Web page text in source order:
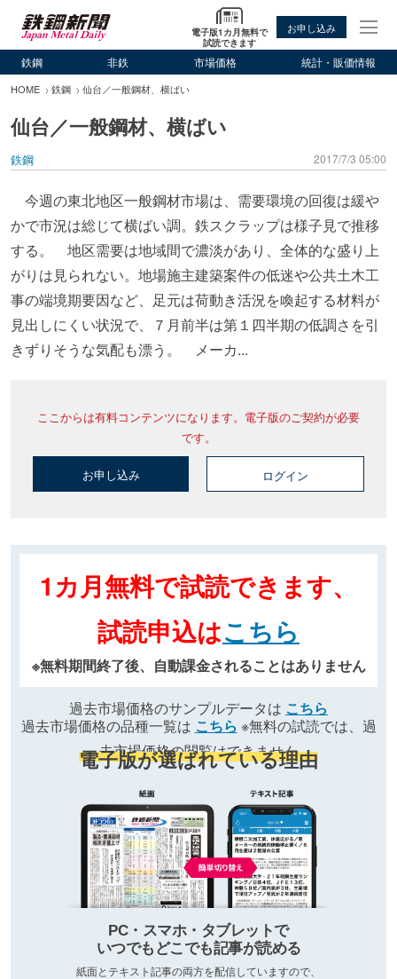
電子版1カ月無料で
試読できます
お申し込み
鉄鋼 非鉄 市場価格 統計・販価情報
HOME 鉄鋼 仙台／一般鋼材、横ばい
仙台／一般鋼材、横ばい
鉄鋼 2017/7/3 05:00
今週の東北地区一般鋼材市場は、需要環境の回復は緩や
かで市況は総じて横ばい調。鉄スクラップは様子見で推移
する。 地区需要は地域間で濃淡があり、全体的な盛り上
がりは見られない。地場施主建築案件の低迷や公共土木工
事の端境期要因など、足元は荷動き活況を喚起する材料が
見出しにくい状況で、７月前半は第１四半期の低調さを引
きずりそうな気配も漂う。 メーカ...
ここからは有料コンテンツになります。電子版のご契約が必要
です。
お申し込み ログイン
1カ月無料で試読できます、
試読申込はこちら
※無料期間終了後、自動課金されることはありません
過去市場価格のサンプルデータは こちら
過去市場価格の品種一覧は こちら ※無料の試読では、過
去市場価格の閲覧はできません
電子版が選ばれている理由
PC・スマホ・タブレットで
いつでもどこでも記事が読める
紙面とテキスト記事の両方を配信していますので、